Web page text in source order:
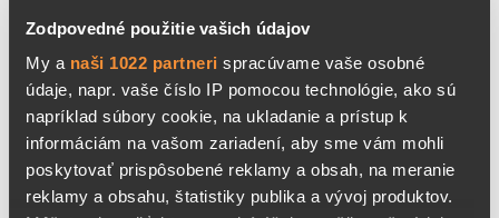
Zodpovedné použitie vašich údajov
My a naši 1022 partneri spracúvame vaše osobné
údaje, napr. vaše číslo IP pomocou technológie, ako sú
napríklad súbory cookie, na ukladanie a prístup k
informáciám na vašom zariadení, aby sme vám mohli
poskytovať prispôsobené reklamy a obsah, na meranie
reklamy a obsahu, štatistiky publika a vývoj produktov.